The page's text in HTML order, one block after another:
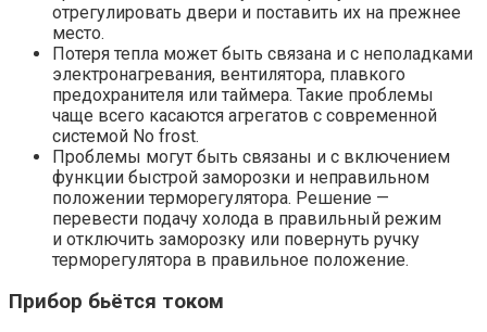
отрегулировать двери и поставить их на прежнее
место.
Потеря тепла может быть связана и с неполадками
электронагревания, вентилятора, плавкого
предохранителя или таймера. Такие проблемы
чаще всего касаются агрегатов с современной
системой No frost.
Проблемы могут быть связаны и с включением
функции быстрой заморозки и неправильном
положении терморегулятора. Решение —
перевести подачу холода в правильный режим
и отключить заморозку или повернуть ручку
терморегулятора в правильное положение.
Прибор бьётся током